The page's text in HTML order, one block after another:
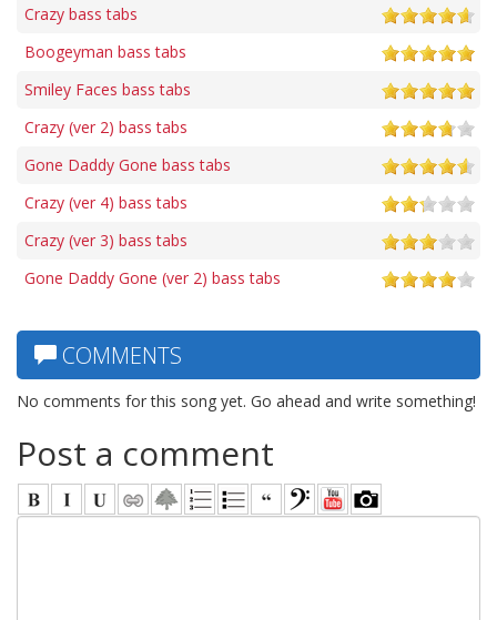
Crazy bass tabs
Boogeyman bass tabs
Smiley Faces bass tabs
Crazy (ver 2) bass tabs
Gone Daddy Gone bass tabs
Crazy (ver 4) bass tabs
Crazy (ver 3) bass tabs
Gone Daddy Gone (ver 2) bass tabs
COMMENTS
No comments for this song yet. Go ahead and write something!
Post a comment